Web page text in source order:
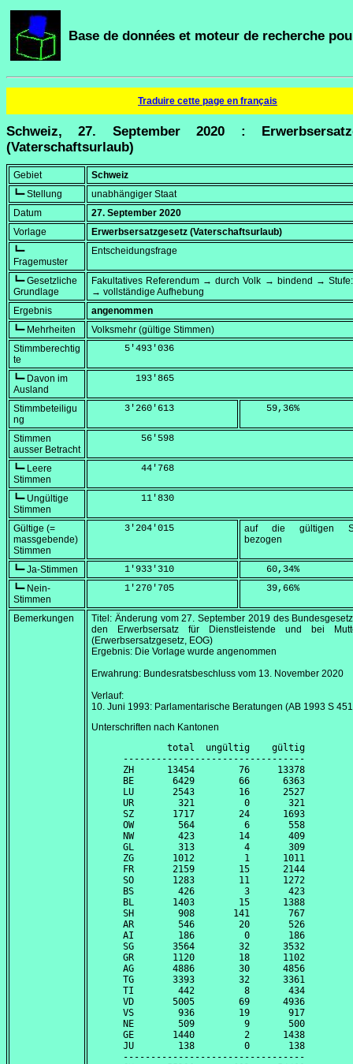
Base de données et moteur de recherche
Traduire cette page en français
Schweiz, 27. September 2020 :
(Vaterschaftsurlaub)
Gebiet
Schweiz
┗━ Stellung
unabhängiger Staat
Datum
27. September 2020
Vorlage
Erwerbsersatzgesetz (Vaterschaftsurlaub)
┗━
Fragemuster
Entscheidungsfrage
┗━ Gesetzliche
Grundlage
Fakultatives Referendum → durch Volk → bindend →
→ vollständige Aufhebung
Ergebnis
angenommen
┗━ Mehrheiten
Volksmehr (gültige Stimmen)
Stimmberechtig
te
      5'493'036
┗━ Davon im
Ausland
        193'865
Stimmbeteiligu
ng
      3'260'613
    59,36
%
Stimmen
ausser Betracht
         56'598
┗━ Leere
Stimmen
         44'768
┗━ Ungültige
Stimmen
         11'830
Gültige (=
massgebende)
Stimmen
      3'204'015
auf die gültigen
bezogen
┗━ Ja-Stimmen
      1'933'310
    60,34
%
┗━ Nein-
Stimmen
      1'270'705
    39,66
%
Bemerkungen Titel: Änderung vom27. September 2019des
den Erwerbsersatz für Dienstleistende und bei
(Erwerbsersatzgesetz, EOG)
Ergebnis: Die Vorlage wurde angenommen
Erwahrung: Bundesratsbeschluss vom 13. November 2020
Verlauf:
10. Juni 1993: Parlamentarische Beratungen (AB 1993 S
Unterschriften nach Kantonen
        total  ungültig    gültig
---------------------------------
ZH      13454        76     13378
BE       6429        66      6363
LU       2543        16      2527
UR        321         0       321
SZ       1717        24      1693
OW        564         6       558
NW        423        14       409
GL        313         4       309
ZG       1012         1      1011
FR       2159        15      2144
SO       1283        11      1272
BS        426         3       423
BL       1403        15      1388
SH        908       141       767
AR        546        20       526
AI        186         0       186
SG       3564        32      3532
GR       1120        18      1102
AG       4886        30      4856
TG       3393        32      3361
TI        442         8       434
VD       5005        69      4936
VS        936        19       917
NE        509         9       500
GE       1440         2      1438
JU        138         0       138
---------------------------------